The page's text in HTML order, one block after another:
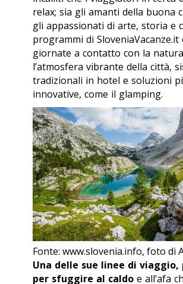
relax; sia gli amanti della buona
gli appassionati di arte, storia e
programmi di
giornate a contatto con la
l’atmosfera vibrante della città,
tradizionali in hotel e soluzioni
innovative, come il glamping.
Fonte: www.slovenia.info, foto di
Una delle sue linee di
per sfuggire al caldo e all’afa